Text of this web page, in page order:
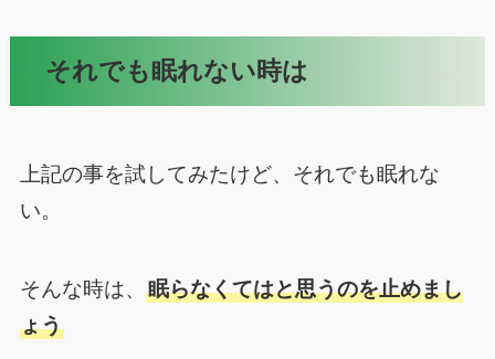
それでも眠れない時は
上記の事を試してみたけど、それでも眠れな
い。
そんな時は、 眠らなくてはと思うのを止めまし
ょう